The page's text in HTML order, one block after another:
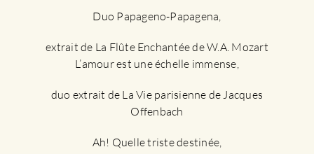
Duo Papageno-Papagena,
extrait de La Flûte Enchantée de W.A. Mozart
L’amour est une échelle immense,
duo extrait de La Vie parisienne de Jacques
Offenbach
Ah! Quelle triste destinée,